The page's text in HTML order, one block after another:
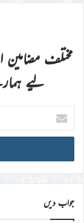
مختلف
لیے
اپنا
ای
میل
ڈی
درج
کریں
جواب دیں